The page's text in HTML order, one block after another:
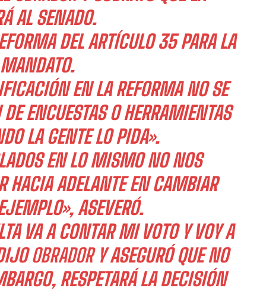
AL SENADO.
DEL ARTÍCULO 35 PARA LA
EN LA REFORMA NO SE
ENCUESTAS O HERRAMIENTAS
LA GENTE LO PIDA».
EN LO MISMO NO NOS
HACIA ADELANTE EN CAMBIAR
ASEVERÓ.
VA A CONTAR MI VOTO Y VOY A
OBRADOR Y ASEGURÓ QUE NO
RESPETARÁ LA DECISIÓN